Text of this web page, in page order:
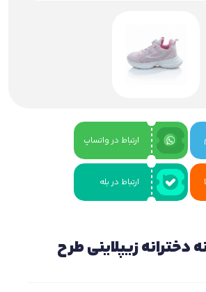
ارتباط در واتساپ
ارتباط در بله
دخترانه زیپلاینی طرح